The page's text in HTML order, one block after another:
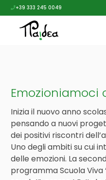
+39 333 245 0049
Emozioniamoci
Inizia il nuovo anno
pensando a nuovi
dei positivi riscontri
Uno degli ambiti su cui
delle emozioni. La
programma Scuola Viva